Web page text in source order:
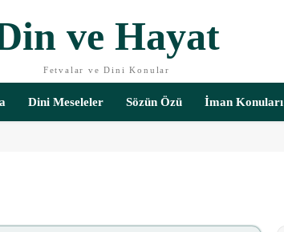
ve Hayat
Fetvalar ve Dini Konular
Dini Meseleler Sözün Özü İman Konuları